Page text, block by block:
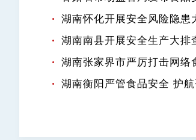
湖南怀化开展安全风险隐患
湖南南县开展安全生产大排
湖南张家界市严厉打击网络
湖南衡阳严管食品安全 护航